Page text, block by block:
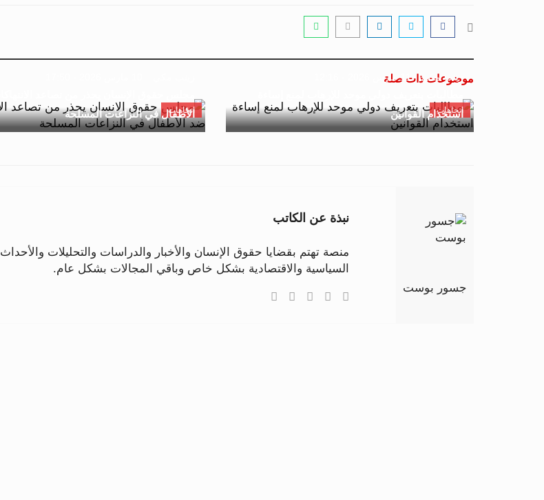
موضوعات ذات صلة
اتجاهات
زينب مكي 11 مارس 2026 - 12:16
استخدام القوانين
اتجاهات
الأطفال في النزاعات المسلحة
جسور بوست
نبذة عن الكاتب
منصة تهتم بقضايا حقوق الإنسان والأخبار والدراسات والتحليلات والأحداث
السياسية والاقتصادية بشكل خاص وباقي المجالات بشكل عام.